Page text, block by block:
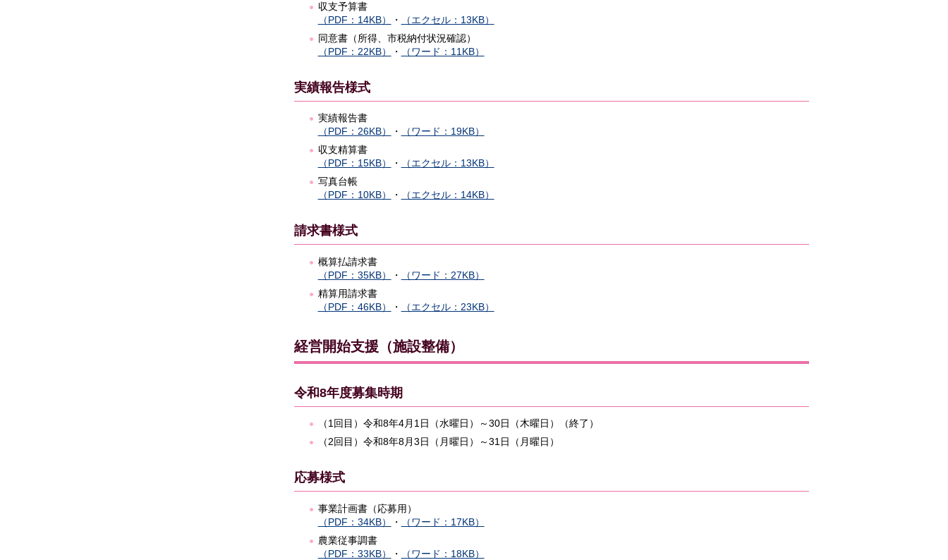
収支予算書
（PDF：14KB）
・
（エクセル：13KB）
同意書（所得、市税納付状況確認）
（PDF：22KB）
・ （ワード：11KB）
実績報告様式
実績報告書
（PDF：26KB）
・
（ワード：19KB）
収支精算書
（PDF：15KB）
・
（エクセル：13KB）
写真台帳
（PDF：10KB）
・ （エクセル：14KB）
請求書様式
概算払請求書
（PDF：35KB）
・
（ワード：27KB）
精算用請求書
（PDF：46KB）
・ （エクセル：23KB）
経営開始支援（施設整備）
令和8年度募集時期
（1回目）令和8年4月1日（水曜日）～30日（木曜日）（終了）
（2回目）令和8年8月3日（月曜日）～31日（月曜日）
応募様式
事業計画書（応募用）
（PDF：34KB）
・
（ワード：17KB）
農業従事調書
（PDF：33KB）
・ （ワード：18KB）